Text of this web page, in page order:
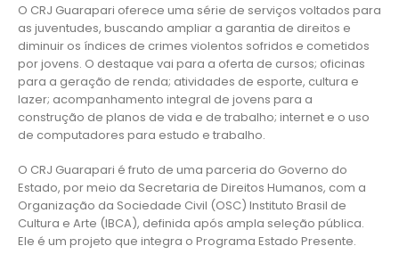
O CRJ Guarapari oferece uma série de serviços voltados para
as juventudes, buscando ampliar a garantia de direitos e
diminuir os índices de crimes violentos sofridos e cometidos
por jovens. O destaque vai para a oferta de cursos; oficinas
para a geração de renda; atividades de esporte, cultura e
lazer; acompanhamento integral de jovens para a
construção de planos de vida e de trabalho; internet e o uso
de computadores para estudo e trabalho.
O CRJ Guarapari é fruto de uma parceria do Governo do
Estado, por meio da Secretaria de Direitos Humanos, com a
Organização da Sociedade Civil (OSC) Instituto Brasil de
Cultura e Arte (IBCA), definida após ampla seleção pública.
Ele é um projeto que integra o Programa Estado Presente.